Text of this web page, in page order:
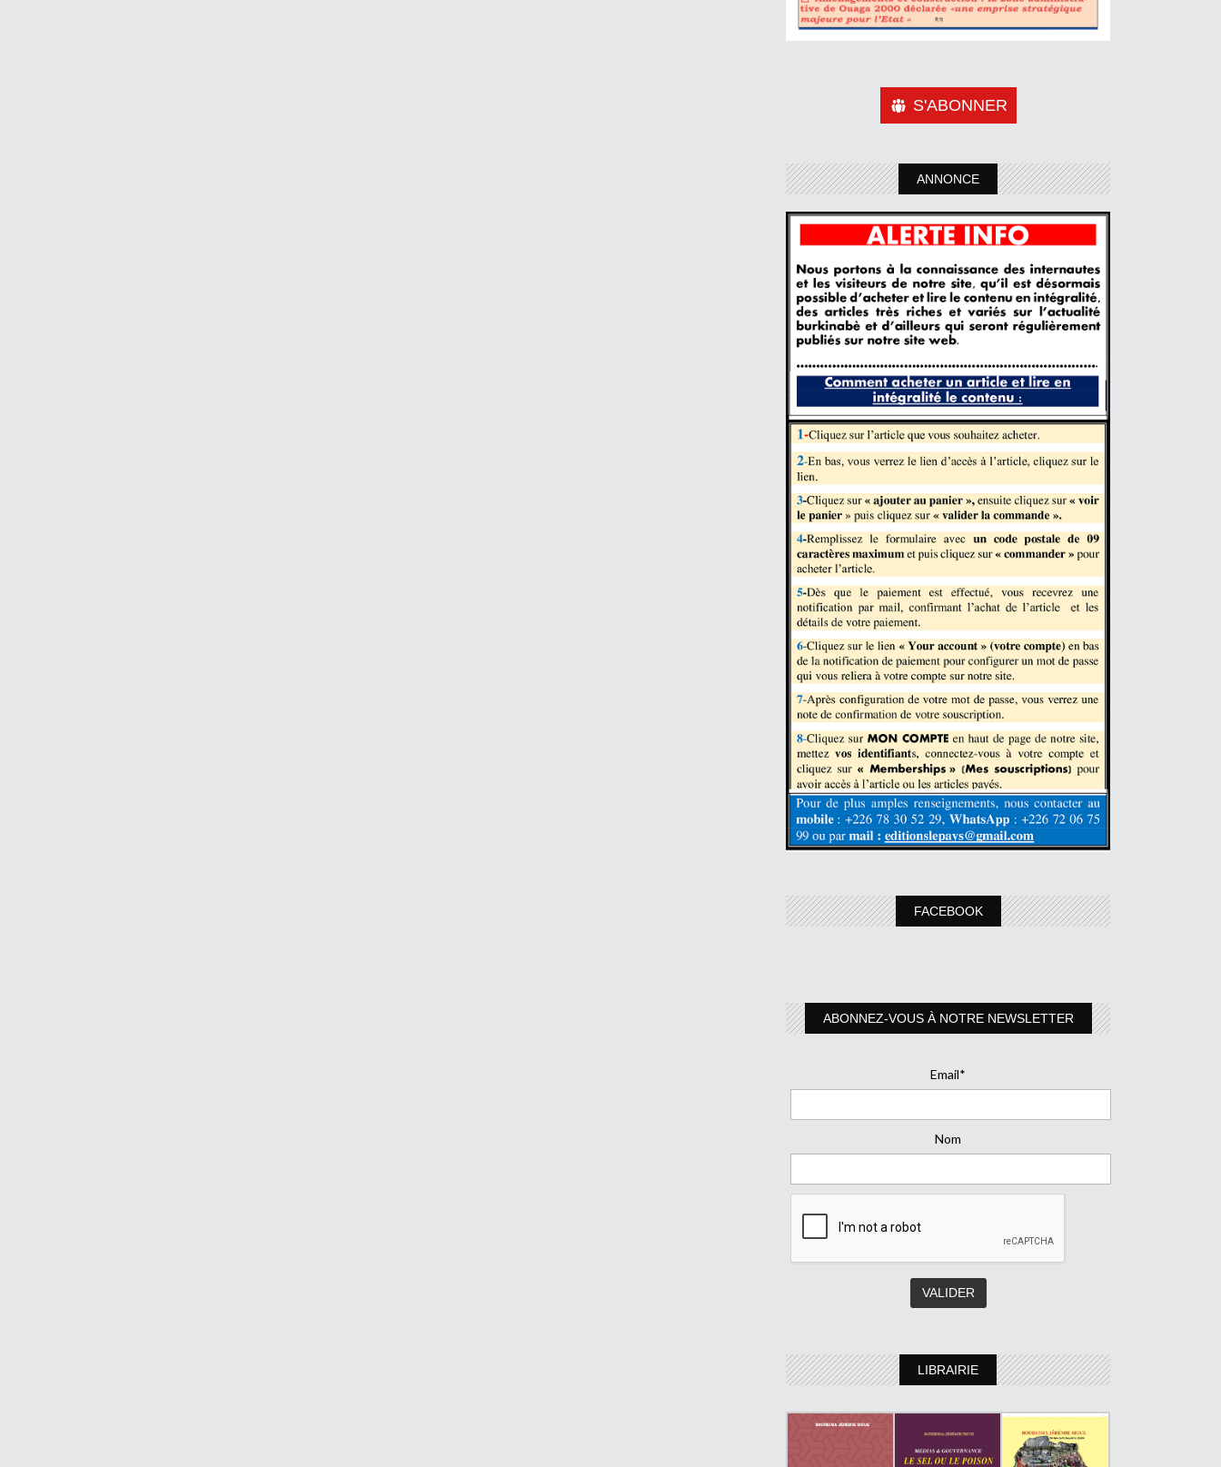
S'ABONNER
ANNONCE
FACEBOOK
ABONNEZ-VOUS À NOTRE NEWSLETTER
Email*
Nom
LIBRAIRIE